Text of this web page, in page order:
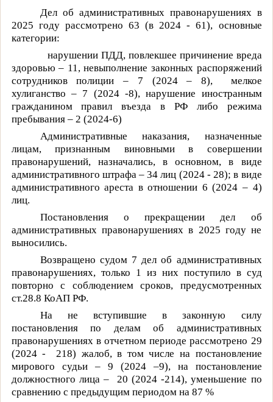
Дел об административных правонарушениях в
2025 году рассмотрено 63 (в 2024 - 61), основные
категории:
нарушении ПДД, повлекшее причинение вреда
здоровью – 11, невыполнение законных распоряжений
сотрудников полиции – 7 (2024 – 8),
мелкое
хулиганство – 7 (2024 -8), нарушение иностранным
гражданином правил въезда в РФ либо режима
пребывания – 2 (2024-6)
Административные наказания, назначенные
лицам, признанным виновными в совершении
правонарушений, назначались, в основном, в виде
административного штрафа – 34 лиц (2024 - 28); в виде
административного ареста в отношении 6 (2024 – 4)
лиц.
Постановления о прекращении дел об
административных правонарушениях в 2025 году не
выносились.
Возвращено судом 7 дел об административных
правонарушениях, только 1 из них поступило в суд
повторно с соблюдением сроков, предусмотренных
ст.28.8 КоАП РФ.
На не вступившие в законную силу
постановления по делам об административных
правонарушениях в отчетном периоде рассмотрено 29
(2024 -
218) жалоб, в том числе на постановление
мирового судьи – 9 (2024 –9), на постановление
должностного лица –
20 (2024 -214), уменьшение по
сравнению с предыдущим периодом на 87 %